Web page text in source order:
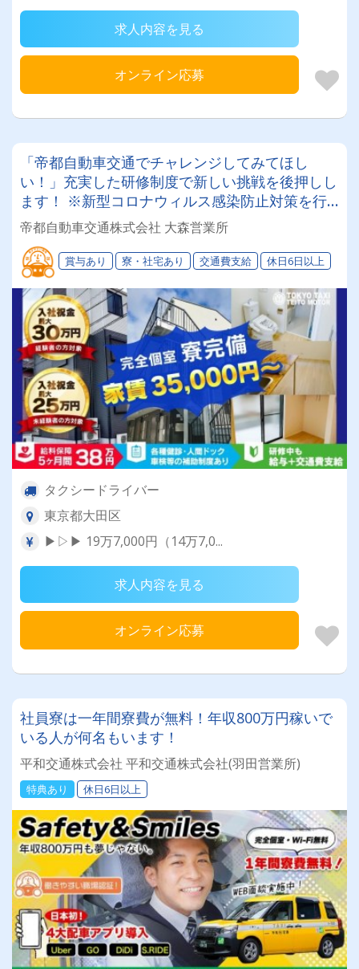
求人内容を見る
オンライン応募
「帝都自動車交通でチャレンジしてみてほし
い！」充実した研修制度で新しい挑戦を後押しし
ます！ ※新型コロナウィルス感染防止対策を行
っております。 詳細は下記よりご案内させて頂
いております。
帝都自動車交通株式会社 大森営業所
賞与あり 寮・社宅あり 交通費支給 休日6日以上
タクシードライバー
東京都大田区
▶▷▶ 19万7,000円（14万7,0...
求人内容を見る
オンライン応募
社員寮は一年間寮費が無料！年収800万円稼いで
いる人が何名もいます！
平和交通株式会社 平和交通株式会社(羽田営業所)
特典あり 休日6日以上